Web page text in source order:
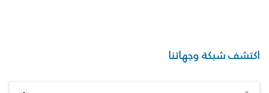
اكتشف شبكة وجهاتنا